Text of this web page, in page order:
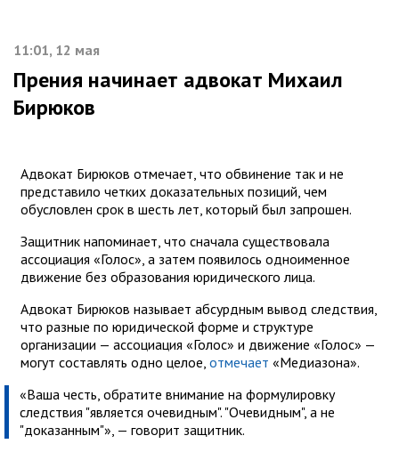
11:01, 12 мая
Прения начинает адвокат Михаил
Бирюков
Адвокат Бирюков отмечает, что обвинение так и не
представило четких доказательных позиций, чем
обусловлен срок в шесть лет, который был запрошен.
Защитник напоминает, что сначала существовала
ассоциация «Голос», а затем появилось одноименное
движение без образования юридического лица.
Адвокат Бирюков называет абсурдным вывод следствия,
что разные по юридической форме и структуре
организации — ассоциация «Голос» и движение «Голос» —
могут составлять одно целое, отмечает «Медиазона».
«Ваша честь, обратите внимание на формулировку
следствия "является очевидным". "Очевидным", а не
"доказанным"», — говорит защитник.